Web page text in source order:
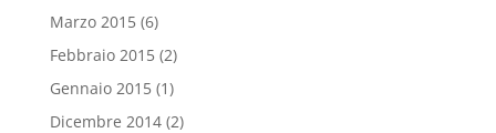
Marzo 2015(6)
Febbraio 2015(2)
Gennaio 2015(1)
Dicembre 2014(2)